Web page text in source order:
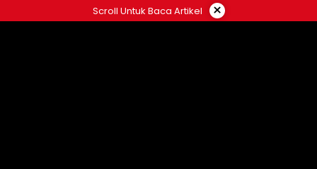
ke
Scroll Untuk Baca Artikel ×